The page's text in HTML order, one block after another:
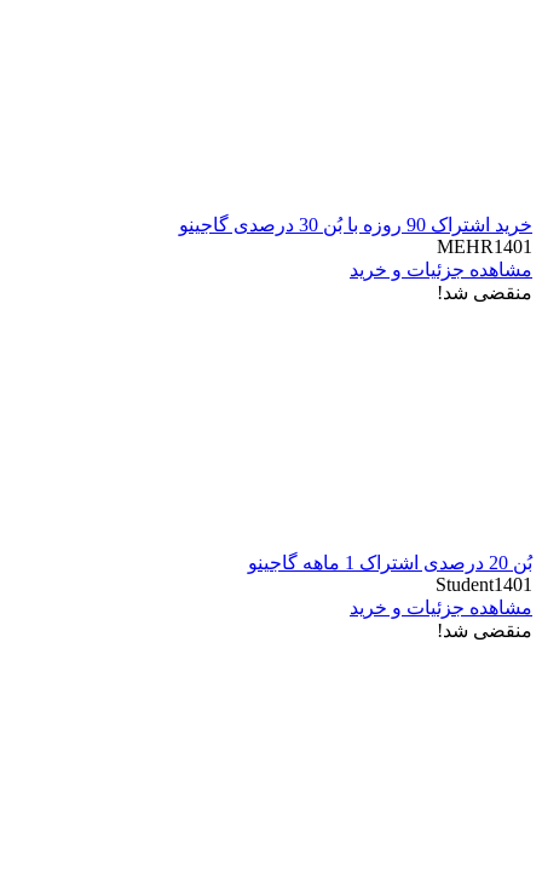
خرید اشتراک 90 روزه با بُن 30 درصدی گاجینو
MEHR1401
مشاهده جزئیات و خرید
منقضی شد!
بُن 20 درصدی اشتراک 1 ماهه گاجینو
Student1401
مشاهده جزئیات و خرید
منقضی شد!